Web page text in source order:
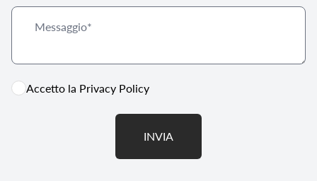
Accetto la Privacy Policy
INVIA